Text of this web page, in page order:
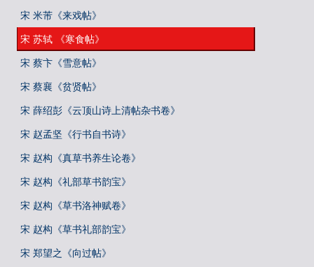
宋 米芾《来戏帖》
宋 苏轼 《寒食帖》
宋 蔡卞《雪意帖》
宋 蔡襄《贫贤帖》
宋 薛绍彭《云顶山诗上清帖杂书卷》
宋 赵孟坚《行书自书诗》
宋 赵构《真草书养生论卷》
宋 赵构《礼部草书韵宝》
宋 赵构《草书洛神赋卷》
宋 赵构《草书礼部韵宝》
宋 郑望之《向过帖》